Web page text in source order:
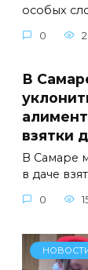
особых
0
В
взятки
В Самаре
в даче
0